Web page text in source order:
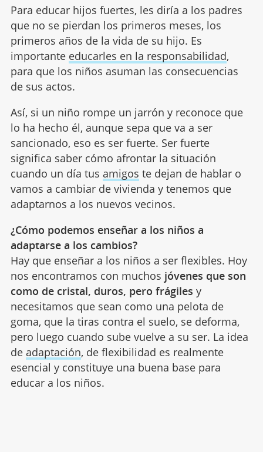
Para educar hijos fuertes, les diría a los padres
que no se pierdan los primeros meses, los
primeros años de la vida de su hijo. Es
importante educarles en la responsabilidad,
para que los niños asuman las consecuencias
de sus actos.
Así, si un niño rompe un jarrón y reconoce que
lo ha hecho él, aunque sepa que va a ser
sancionado, eso es ser fuerte. Ser fuerte
significa saber cómo afrontar la situación
cuando un día tus amigos te dejan de hablar o
vamos a cambiar de vivienda y tenemos que
adaptarnos a los nuevos vecinos.
¿Cómo podemos enseñar a los niños a
adaptarse a los cambios?
Hay que enseñar a los niños a ser flexibles. Hoy
nos encontramos con muchos jóvenes que son
como de cristal, duros, pero frágiles y
necesitamos que sean como una pelota de
goma, que la tiras contra el suelo, se deforma,
pero luego cuando sube vuelve a su ser. La idea
de adaptación, de flexibilidad es realmente
esencial y constituye una buena base para
educar a los niños.